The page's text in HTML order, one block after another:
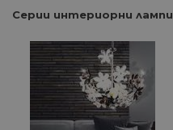
Серии интериорни лампи